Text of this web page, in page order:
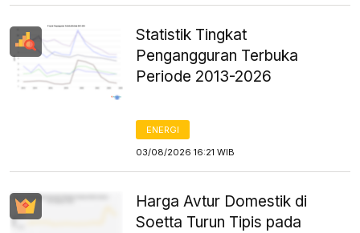
Statistik Tingkat
Pengangguran Terbuka
Periode 2013-2026
ENERGI
03/08/2026 16:21 WIB
Harga Avtur Domestik di
Soetta Turun Tipis pada